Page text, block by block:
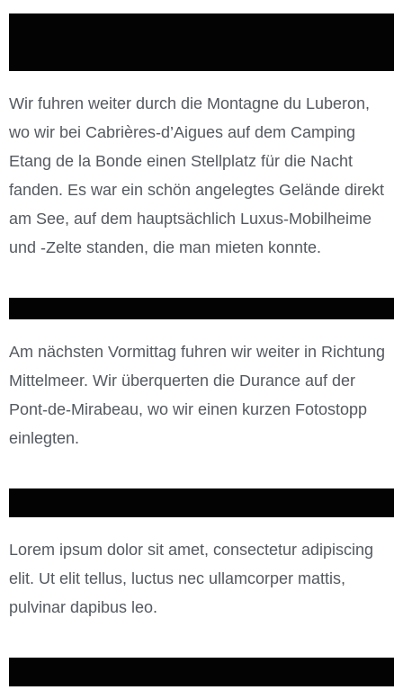
Wir fuhren weiter durch die Montagne du Luberon,
wo wir bei Cabrières-d’Aigues auf dem Camping
Etang de la Bonde einen Stellplatz für die Nacht
fanden. Es war ein schön angelegtes Gelände direkt
am See, auf dem hauptsächlich Luxus-Mobilheime
und -Zelte standen, die man mieten konnte.
Am nächsten Vormittag fuhren wir weiter in Richtung
Mittelmeer. Wir überquerten die Durance auf der
Pont-de-Mirabeau, wo wir einen kurzen Fotostopp
einlegten.
Lorem ipsum dolor sit amet, consectetur adipiscing
elit. Ut elit tellus, luctus nec ullamcorper mattis,
pulvinar dapibus leo.